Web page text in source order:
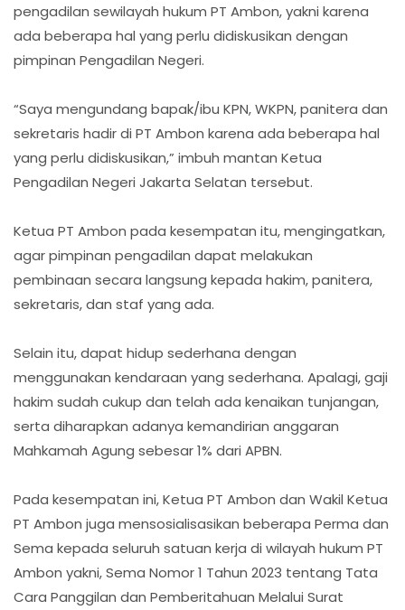
pengadilan sewilayah hukum PT Ambon, yakni karena
ada beberapa hal yang perlu didiskusikan dengan
pimpinan Pengadilan Negeri.
“Saya mengundang bapak/ibu KPN, WKPN, panitera dan
sekretaris hadir di PT Ambon karena ada beberapa hal
yang perlu didiskusikan,” imbuh mantan Ketua
Pengadilan Negeri Jakarta Selatan tersebut.
Ketua PT Ambon pada kesempatan itu, mengingatkan,
agar pimpinan pengadilan dapat melakukan
pembinaan secara langsung kepada hakim, panitera,
sekretaris, dan staf yang ada.
Selain itu, dapat hidup sederhana dengan
menggunakan kendaraan yang sederhana. Apalagi, gaji
hakim sudah cukup dan telah ada kenaikan tunjangan,
serta diharapkan adanya kemandirian anggaran
Mahkamah Agung sebesar 1% dari APBN.
Pada kesempatan ini, Ketua PT Ambon dan Wakil Ketua
PT Ambon juga mensosialisasikan beberapa Perma dan
Sema kepada seluruh satuan kerja di wilayah hukum PT
Ambon yakni, Sema Nomor 1 Tahun 2023 tentang Tata
Cara Panggilan dan Pemberitahuan Melalui Surat